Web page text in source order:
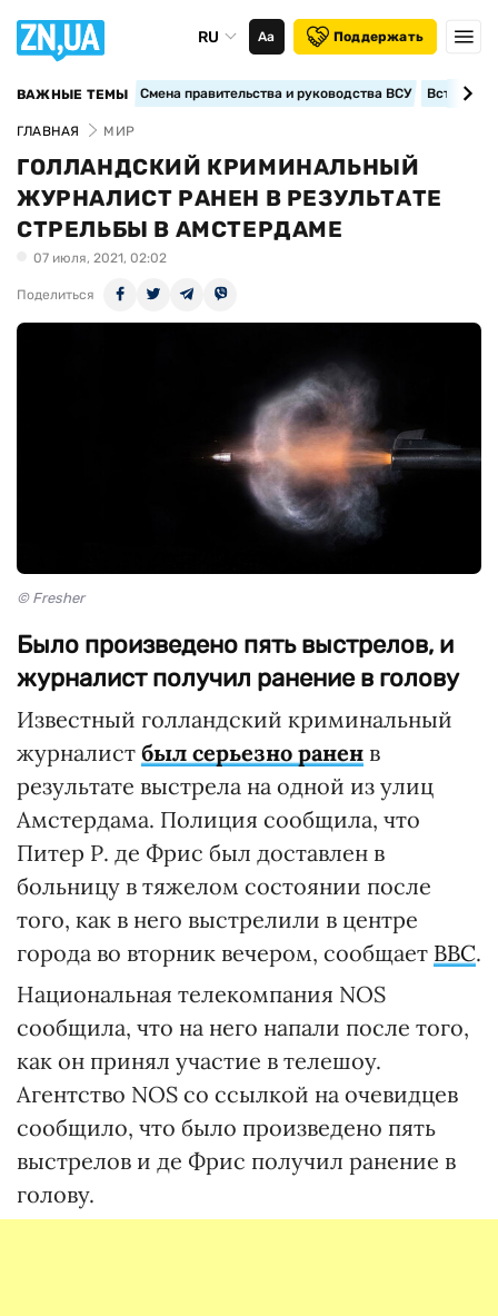
RU Аа Поддержать
ВАЖНЫЕ ТЕМЫ Смена правительства и руководства ВСУ
ГЛАВНАЯ МИР
ГОЛЛАНДСКИЙ КРИМИНАЛЬНЫЙ
ЖУРНАЛИСТ РАНЕН В РЕЗУЛЬТАТЕ
СТРЕЛЬБЫ В АМСТЕРДАМЕ
07 июля, 2021, 02:02
Поделиться
© Fresher
Было произведено пять выстрелов, и
журналист получил ранение в голову
Известный голландский криминальный
журналист был серьезно ранен в
результате выстрела на одной из улиц
Амстердама. Полиция сообщила, что
Питер Р. де Фрис был доставлен в
больницу в тяжелом состоянии после
того, как в него выстрелили в центре
города во вторник вечером, сообщает ВВС.
Национальная телекомпания NOS
сообщила, что на него напали после того,
как он принял участие в телешоу.
Агентство NOS со ссылкой на очевидцев
сообщило, что было произведено пять
выстрелов и де Фрис получил ранение в
голову.